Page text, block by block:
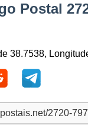
Postal
38.7538,